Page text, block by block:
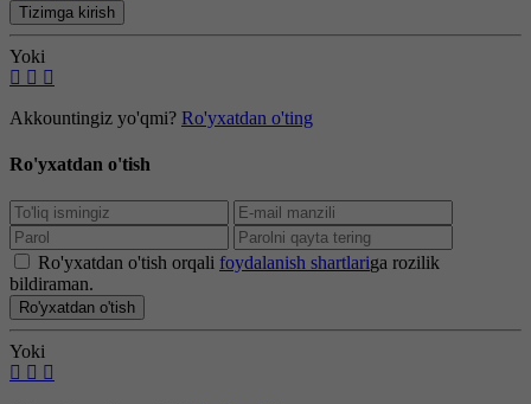
Tizimga kirish
Yoki
Akkountingiz yo'qmi? Ro'yxatdan o'ting
Ro'yxatdan o'tish
Ro'yxatdan o'tish orqali foydalanish shartlariga rozilik
bildiraman.
Ro'yxatdan o'tish
Yoki